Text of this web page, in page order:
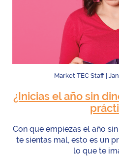
Market TEC Staff |
¿Inicias el año sin
Con que empiezas el año
te sientas mal, esto es un
lo que te